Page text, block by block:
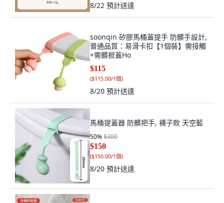
8/22 預計送達
soonqin 矽膠馬桶蓋提手 防髒手設計,
普通品質：易滑卡扣【1個裝】需接觸
+需髒掀蓋Ho
$115
($115.00/1個)
8/20 預計送達
馬桶提蓋器 防髒把手, 襪子款 天空藍
50%$300
$150
($150.00/1個)
8/20 預計送達